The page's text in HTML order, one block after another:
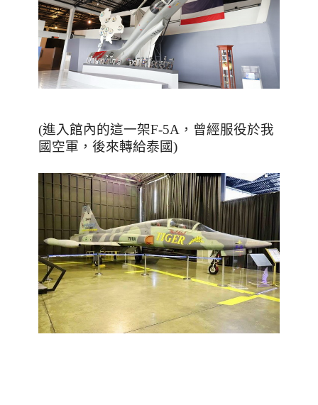
(進入館內的這一架F-5A，曾經服役於我
國空軍，後來轉給泰國)